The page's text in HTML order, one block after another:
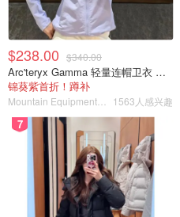
$238.00 $340.00
Arc'teryx Gamma 轻量连帽卫衣 女款
锦葵紫首折！蹲补
1563人感兴趣
7